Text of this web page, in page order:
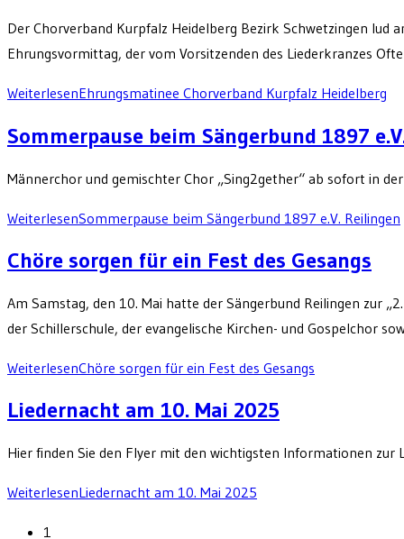
Der Chorverband Kurpfalz Heidelberg Bezirk Schwetzingen lud
Ehrungsvormittag, der vom Vorsitzenden des Liederkranzes
WeiterlesenEhrungsmatinee Chorverband Kurpfalz Heidelberg
Sommerpause beim Sängerbund 1897
Männerchor und gemischter Chor „Sing2gether“ ab sofort in
WeiterlesenSommerpause beim Sängerbund 1897 e.V. Reilingen
Chöre sorgen für ein Fest des Gesangs
Am Samstag, den 10. Mai hatte der Sängerbund Reilingen zur
der Schillerschule, der evangelische Kirchen- und Gospelchor
WeiterlesenChöre sorgen für ein Fest des Gesangs
Liedernacht am 10. Mai 2025
Hier finden Sie den Flyer mit den wichtigsten Informationen zur
WeiterlesenLiedernacht am 10. Mai 2025
1